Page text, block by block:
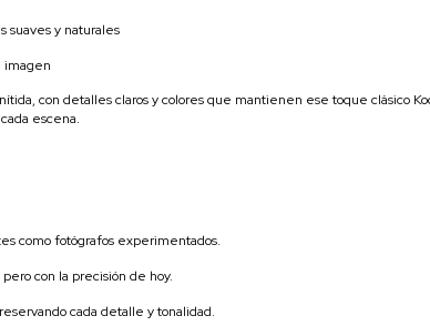
suaves y naturales
imagen
con detalles claros y colores que mantienen ese toque clásico
escena.
como fotógrafos experimentados.
con la precisión de hoy.
cada detalle y tonalidad.